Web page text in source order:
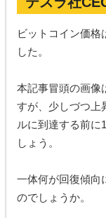
ビットコイン価格
した。
本記事冒頭の画像
すが、少しづつ上
ルに到達する前に
しょう。
一体何が回復傾向
のでしょうか。